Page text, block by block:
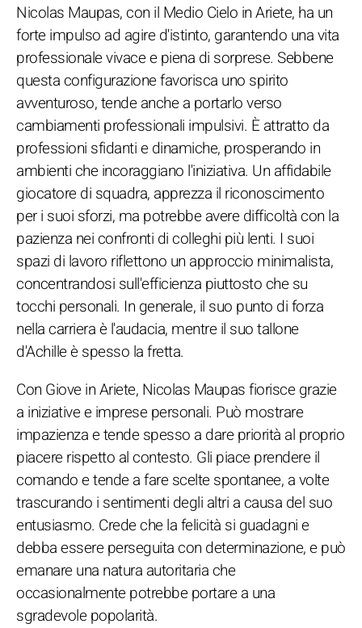
Nicolas Maupas, con il Medio Cielo in Ariete, ha un
forte impulso ad agire d'istinto, garantendo una vita
professionale vivace e piena di sorprese. Sebbene
questa configurazione favorisca uno spirito
avventuroso, tende anche a portarlo verso
cambiamenti professionali impulsivi. È attratto da
professioni sfidanti e dinamiche, prosperando in
ambienti che incoraggiano l'iniziativa. Un affidabile
giocatore di squadra, apprezza il riconoscimento
per i suoi sforzi, ma potrebbe avere difficoltà con la
pazienza nei confronti di colleghi più lenti. I suoi
spazi di lavoro riflettono un approccio minimalista,
concentrandosi sull'efficienza piuttosto che su
tocchi personali. In generale, il suo punto di forza
nella carriera è l'audacia, mentre il suo tallone
d'Achille è spesso la fretta.
Con Giove in Ariete, Nicolas Maupas fiorisce grazie
a iniziative e imprese personali. Può mostrare
impazienza e tende spesso a dare priorità al proprio
piacere rispetto al contesto. Gli piace prendere il
comando e tende a fare scelte spontanee, a volte
trascurando i sentimenti degli altri a causa del suo
entusiasmo. Crede che la felicità si guadagni e
debba essere perseguita con determinazione, e può
emanare una natura autoritaria che
occasionalmente potrebbe portare a una
sgradevole popolarità.